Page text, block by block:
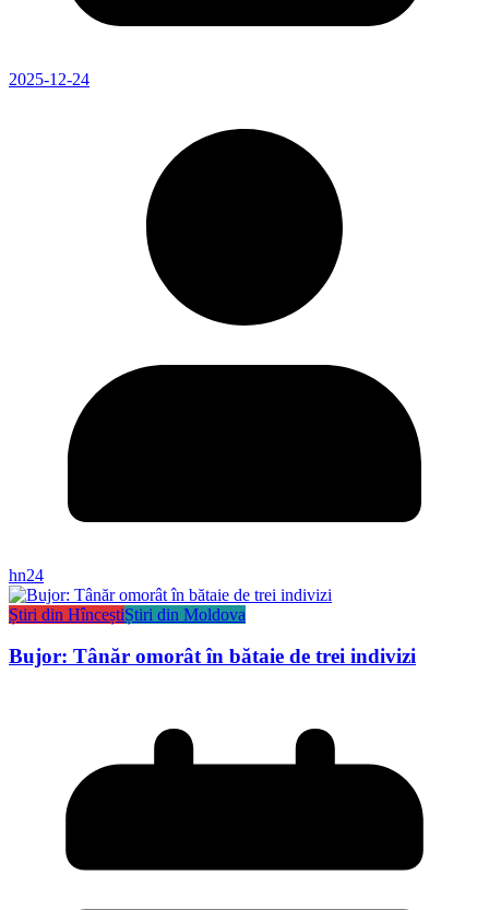
2025-12-24
hn24
Știri din HînceștiȘtiri din Moldova
Bujor: Tânăr omorât în bătaie de trei indivizi